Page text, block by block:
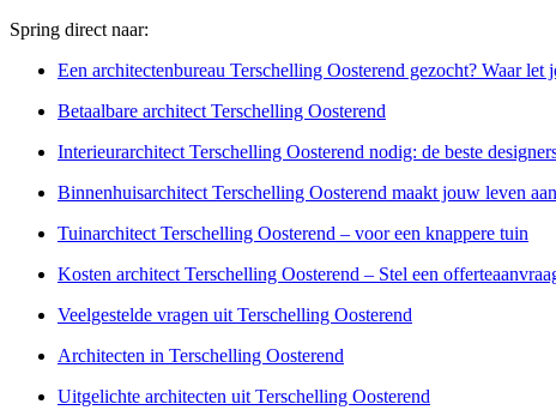
Spring direct naar:
Een architectenbureau Terschelling Oosterend gezocht? Waar let
Betaalbare architect Terschelling Oosterend
Interieurarchitect Terschelling Oosterend nodig: de beste
Binnenhuisarchitect Terschelling Oosterend maakt jouw leven
Tuinarchitect Terschelling Oosterend – voor een knappere tuin
Kosten architect Terschelling Oosterend – Stel een
Veelgestelde vragen uit Terschelling Oosterend
Architecten in Terschelling Oosterend
Uitgelichte architecten uit Terschelling Oosterend